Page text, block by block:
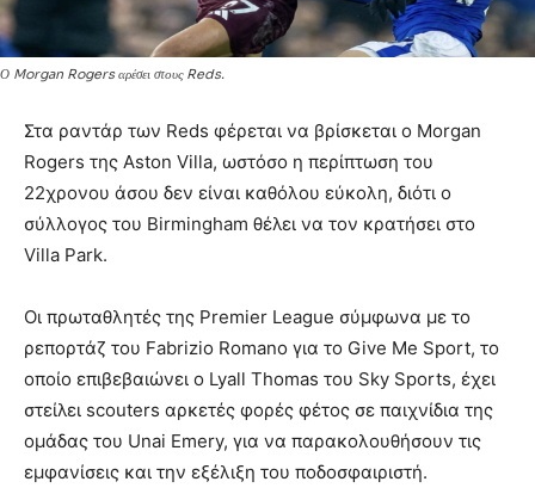
Ο Morgan Rogers αρέσει στους Reds.
Στα ραντάρ των Reds φέρεται να βρίσκεται ο Morgan
Rogers της Aston Villa, ωστόσο η περίπτωση του
22χρονου άσου δεν είναι καθόλου εύκολη, διότι ο
σύλλογος του Birmingham θέλει να τον κρατήσει στο
Villa Park.
Οι πρωταθλητές της Premier League σύμφωνα με το
ρεπορτάζ του Fabrizio Romano για το Give Me Sport, το
οποίο επιβεβαιώνει ο Lyall Thomas του Sky Sports, έχει
στείλει scouters αρκετές φορές φέτος σε παιχνίδια της
ομάδας του Unai Emery, για να παρακολουθήσουν τις
εμφανίσεις και την εξέλιξη του ποδοσφαιριστή.